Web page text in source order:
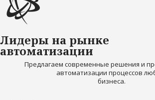
Лидеры на рынке
автоматизации
Предлагаем современные решения и
автоматизации процессов
бизнеса.